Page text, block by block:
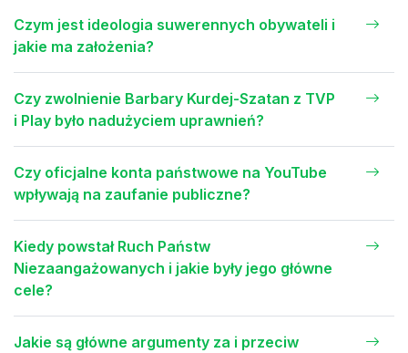
Czym jest ideologia suwerennych obywateli i
jakie ma założenia?
Czy zwolnienie Barbary Kurdej-Szatan z TVP
i Play było nadużyciem uprawnień?
Czy oficjalne konta państwowe na YouTube
wpływają na zaufanie publiczne?
Kiedy powstał Ruch Państw
Niezaangażowanych i jakie były jego główne
cele?
Jakie są główne argumenty za i przeciw